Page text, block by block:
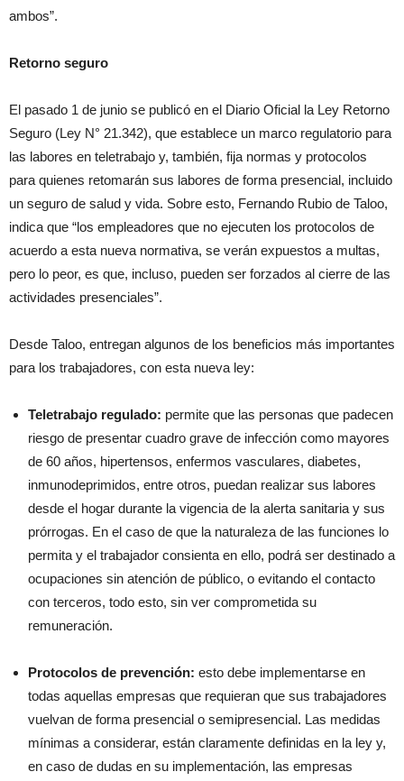
ambos”.
Retorno seguro
El pasado 1 de junio se publicó en el Diario Oficial la Ley Retorno
Seguro (Ley N° 21.342), que establece un marco regulatorio para
las labores en teletrabajo y, también, fija normas y protocolos
para quienes retomarán sus labores de forma presencial, incluido
un seguro de salud y vida. Sobre esto, Fernando Rubio de Taloo,
indica que “los empleadores que no ejecuten los protocolos de
acuerdo a esta nueva normativa, se verán expuestos a multas,
pero lo peor, es que, incluso, pueden ser forzados al cierre de las
actividades presenciales”.
Desde Taloo, entregan algunos de los beneficios más importantes
para los trabajadores, con esta nueva ley:
Teletrabajo regulado: permite que las personas que padecen
riesgo de presentar cuadro grave de infección como mayores
de 60 años, hipertensos, enfermos vasculares, diabetes,
inmunodeprimidos, entre otros, puedan realizar sus labores
desde el hogar durante la vigencia de la alerta sanitaria y sus
prórrogas. En el caso de que la naturaleza de las funciones lo
permita y el trabajador consienta en ello, podrá ser destinado a
ocupaciones sin atención de público, o evitando el contacto
con terceros, todo esto, sin ver comprometida su
remuneración.
Protocolos de prevención: esto debe implementarse en
todas aquellas empresas que requieran que sus trabajadores
vuelvan de forma presencial o semipresencial. Las medidas
mínimas a considerar, están claramente definidas en la ley y,
en caso de dudas en su implementación, las empresas